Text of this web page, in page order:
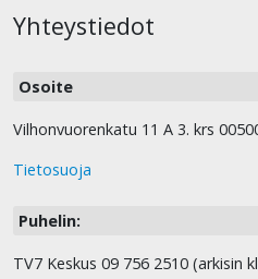
Yhteystiedot
Osoite
Vilhonvuorenkatu 11 A 3. krs
Tietosuoja
Puhelin:
TV7 Keskus 09 756 2510 (arkisin